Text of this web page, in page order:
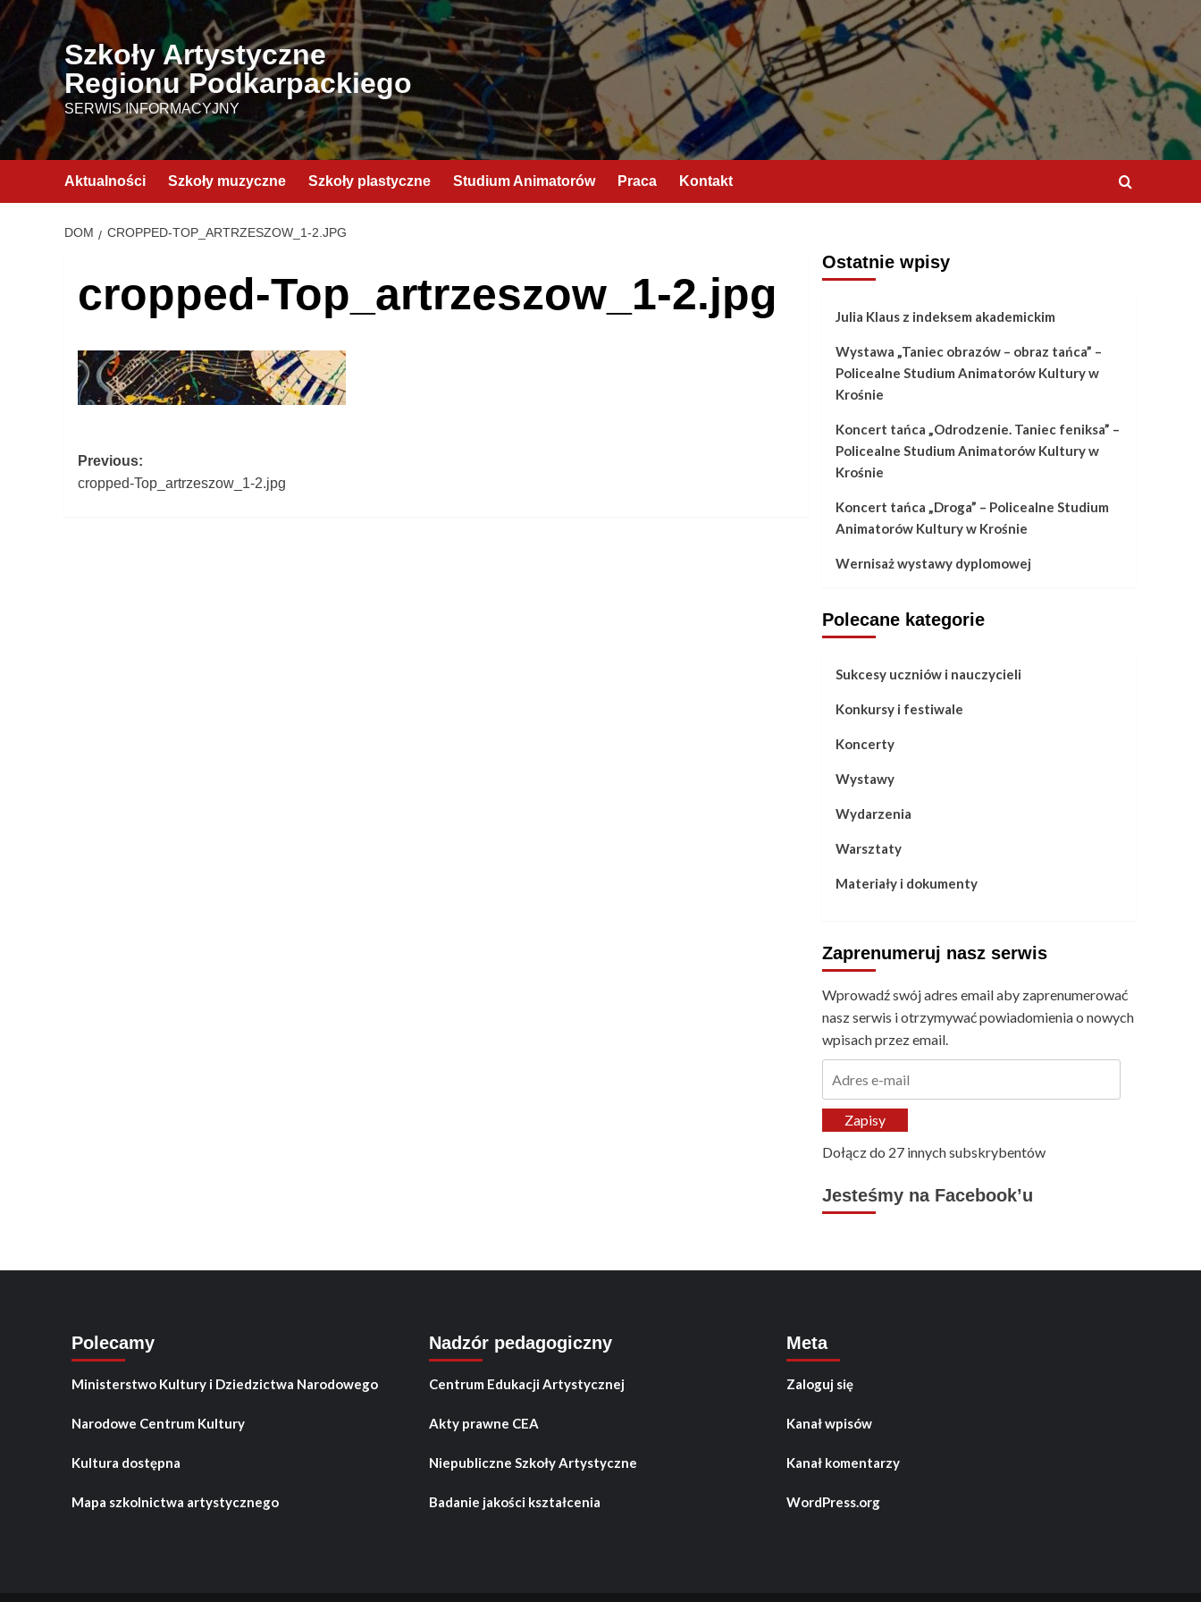
Przejdź
treści
Szkoły Artystyczne
Regionu Podkarpackiego
SERWIS INFORMACYJNY
Aktualności Szkoły muzyczne Szkoły plastyczne Studium Animatorów Praca Kontakt
DOM CROPPED-TOP_ARTRZESZOW_1-2.JPG
cropped-Top_artrzeszow_1-2.jpg
Post
navigation
Previous:
cropped-Top_artrzeszow_1-2.jpg
Ostatnie wpisy
Julia Klaus z indeksem akademickim
Wystawa „Taniec obrazów – obraz tańca” –
Policealne Studium Animatorów Kultury w
Krośnie
Koncert tańca „Odrodzenie. Taniec feniksa” –
Policealne Studium Animatorów Kultury w
Krośnie
Koncert tańca „Droga” – Policealne Studium
Animatorów Kultury w Krośnie
Wernisaż wystawy dyplomowej
Polecane kategorie
Sukcesy uczniów i nauczycieli
Konkursy i festiwale
Koncerty
Wystawy
Wydarzenia
Warsztaty
Materiały i dokumenty
Zaprenumeruj nasz serwis
Wprowadź swój adres email aby zaprenumerować
nasz serwis i otrzymywać powiadomienia o nowych
wpisach przez email.
mailZapisy
Dołącz do 27 innych subskrybentów
Jesteśmy na Facebook’u
Polecamy
Ministerstwo Kultury i Dziedzictwa Narodowego
Narodowe Centrum Kultury
Kultura dostępna
Mapa szkolnictwa artystycznego
Nadzór pedagogiczny
Centrum Edukacji Artystycznej
Akty prawne CEA
Niepubliczne Szkoły Artystyczne
Badanie jakości kształcenia
Meta
Zaloguj się
Kanał wpisów
Kanał komentarzy
WordPress.org